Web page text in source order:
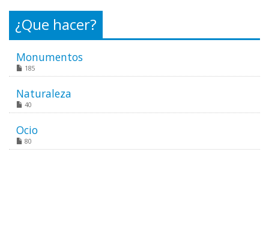
¿Que hacer?
Monumentos
185
Naturaleza
40
Ocio
80